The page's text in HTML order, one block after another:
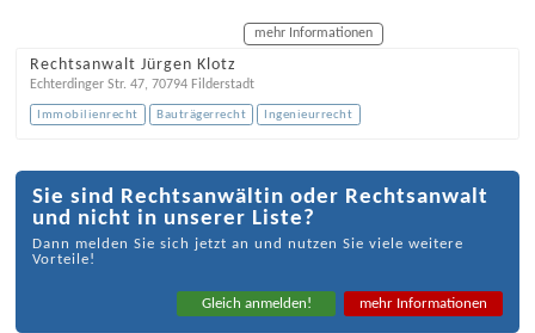
mehr Informationen
Rechtsanwalt Jürgen Klotz
Echterdinger Str. 47, 70794 Filderstadt
Immobilienrecht Bauträgerrecht Ingenieurrecht
Sie sind Rechtsanwältin oder Rechtsanwalt
und nicht in unserer Liste?
Dann melden Sie sich jetzt an und nutzen Sie viele weitere
Vorteile!
Gleich anmelden! mehr Informationen